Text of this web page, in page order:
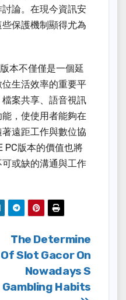
論。在現今資訊安
保護機制顯得尤為
本不僅僅是一個延
生活效率的重要平
案共享、語音視訊
，使使用者能夠在
遠距工作與數位協
PC版本的價值也將
或缺的溝通與工作
The Determine
Of Slot Gacor On
Nowadays S
Gambling Habits